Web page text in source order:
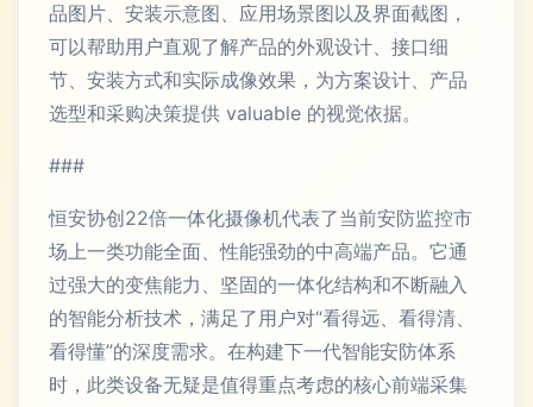
品图片、安装示意图、应用场景图以及界面截图，
可以帮助用户直观了解产品的外观设计、接口细
节、安装方式和实际成像效果，为方案设计、产品
选型和采购决策提供 valuable 的视觉依据。
###
恒安协创22倍一体化摄像机代表了当前安防监控市
场上一类功能全面、性能强劲的中高端产品。它通
过强大的变焦能力、坚固的一体化结构和不断融入
的智能分析技术，满足了用户对“看得远、看得清、
看得懂”的深度需求。在构建下一代智能安防体系
时，此类设备无疑是值得重点考虑的核心前端采集